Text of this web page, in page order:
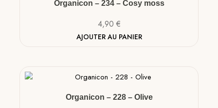
Organicon – 234 – Cosy moss
4,90 €
AJOUTER AU PANIER
Organicon – 228 – Olive